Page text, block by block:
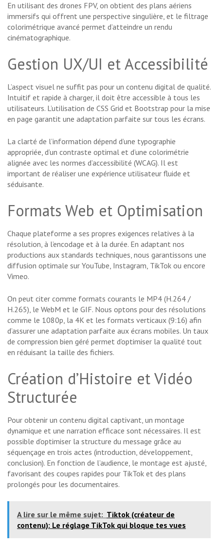
En utilisant des drones FPV, on obtient des plans aériens
immersifs qui offrent une perspective singulière, et le filtrage
colorimétrique avancé permet d’atteindre un rendu
cinématographique.
Gestion UX/UI et Accessibilité
L’aspect visuel ne suffit pas pour un contenu digital de qualité.
Intuitif et rapide à charger, il doit être accessible à tous les
utilisateurs. L’utilisation de CSS Grid et Bootstrap pour la mise
en page garantit une adaptation parfaite sur tous les écrans.
La clarté de l’information dépend d’une typographie
appropriée, d’un contraste optimal et d’une colorimétrie
alignée avec les normes d’accessibilité (WCAG). Il est
important de réaliser une expérience utilisateur fluide et
séduisante.
Formats Web et Optimisation
Chaque plateforme a ses propres exigences relatives à la
résolution, à l’encodage et à la durée. En adaptant nos
productions aux standards techniques, nous garantissons une
diffusion optimale sur YouTube, Instagram, TikTok ou encore
Vimeo.
On peut citer comme formats courants le MP4 (H.264 /
H.265), le WebM et le GIF. Nous optons pour des résolutions
comme le 1080p, la 4K et les formats verticaux (9:16) afin
d’assurer une adaptation parfaite aux écrans mobiles. Un taux
de compression bien géré permet d’optimiser la qualité tout
en réduisant la taille des fichiers.
Création d’Histoire et Vidéo
Structurée
Pour obtenir un contenu digital captivant, un montage
dynamique et une narration efficace sont nécessaires. Il est
possible d’optimiser la structure du message grâce au
séquençage en trois actes (introduction, développement,
conclusion). En fonction de l’audience, le montage est ajusté,
favorisant des coupes rapides pour TikTok et des plans
prolongés pour les documentaires.
A lire sur le même sujet: Tiktok (créateur de
contenu): Le réglage TikTok qui bloque tes vues